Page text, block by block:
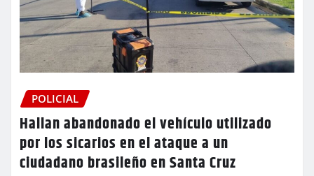
POLICIAL
Hallan abandonado el vehículo utilizado
por los sicarios en el ataque a un
ciudadano brasileño en Santa Cruz